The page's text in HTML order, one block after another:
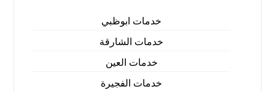
خدمات ابوظبي
خدمات الشارقة
خدمات العين
خدمات الفجيرة